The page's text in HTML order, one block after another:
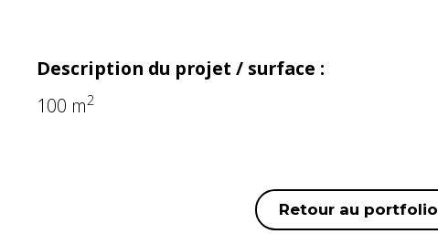
Description du projet / surface :
100 m2
Retour au portfolio